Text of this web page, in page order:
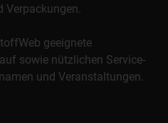
Verpackungen.
geeignete
sowie nützlichen Service-
und Veranstaltungen.